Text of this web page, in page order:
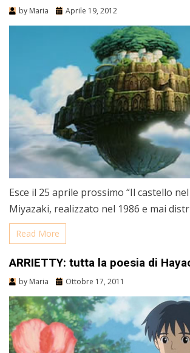
by Maria Aprile 19, 2012
Esce il 25 aprile prossimo “Il castello
Miyazaki, realizzato nel 1986 e mai
Read More
ARRIETTY: tutta la poesia di
by Maria Ottobre 17, 2011